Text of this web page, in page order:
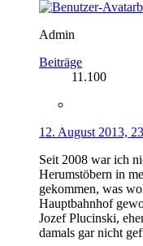
Admin
Beiträge
11.100
12. August 2013,
Seit 2008 war ich
Herumstöbern in
gekommen, was
Hauptbahnhof
Jozef Plucinski,
damals gar nicht